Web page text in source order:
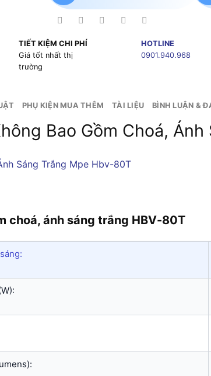
TIẾT KIỆM CHI PHÍ
Giá tốt nhất thị
trường
HOTLINE
0901.940.968
PHỤ KIỆN MUA THÊM TÀI LIỆU BÌNH LUẬN &
Bao Gồm Choá,
choá, ánh sáng trắng HBV-80T